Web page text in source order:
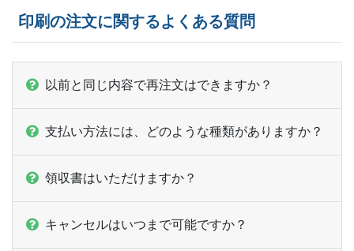
印刷の注文に関するよくある質問
以前と同じ内容で再注文はできますか？
支払い方法には、どのような種類がありますか？
領収書はいただけますか？
キャンセルはいつまで可能ですか？